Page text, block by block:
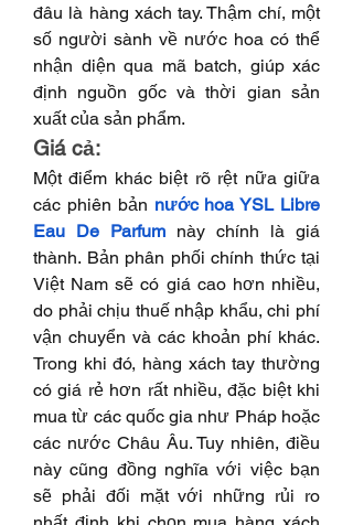
đâu là hàng xách tay. Thậm chí, một
số người sành về nước hoa có thể
nhận diện qua mã batch, giúp xác
định nguồn gốc và thời gian sản
xuất của sản phẩm.
Giá cả:
Một điểm khác biệt rõ rệt nữa giữa
các phiên bản nước hoa YSL Libre
Eau De Parfum này chính là giá
thành. Bản phân phối chính thức tại
Việt Nam sẽ có giá cao hơn nhiều,
do phải chịu thuế nhập khẩu, chi phí
vận chuyển và các khoản phí khác.
Trong khi đó, hàng xách tay thường
có giá rẻ hơn rất nhiều, đặc biệt khi
mua từ các quốc gia như Pháp hoặc
các nước Châu Âu. Tuy nhiên, điều
này cũng đồng nghĩa với việc bạn
sẽ phải đối mặt với những rủi ro